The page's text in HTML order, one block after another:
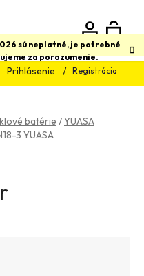
sú neplatné, je potrebné
za porozumenie.
Prihlásenie Registrácia
Hľadať
batérie /YUASA
3 YUASA